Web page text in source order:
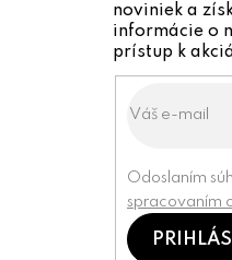
noviniek a
informácie o
prístup k
Odoslaním
spracovaním